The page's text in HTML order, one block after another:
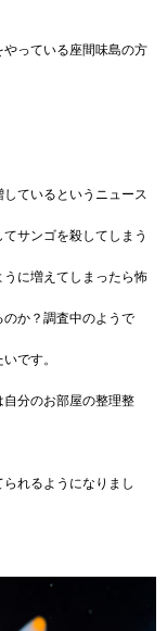
っている座間味島の方
ているというニュース
サンゴを殺してしまう
に増えてしまったら怖
か？調査中のようで
です。
分のお部屋の整理整
れるようになりまし